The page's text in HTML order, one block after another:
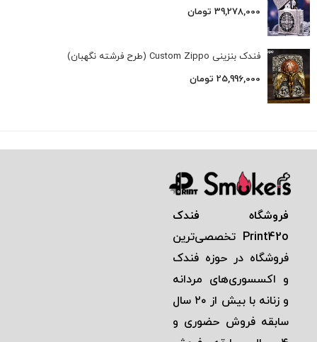
39,278,000 تومان
فندک بنزینی Custom Zippo (طرح فرشته نگهبان)
25,996,000 تومان
فروشگاه فندک
Print42o تخصصی‌ترين
فروشگاه در حوزه فندک
و اكسسوری‌های مردانه
و زنانه با بيش از ٢٠ سال
سابقه فروش حضوری و